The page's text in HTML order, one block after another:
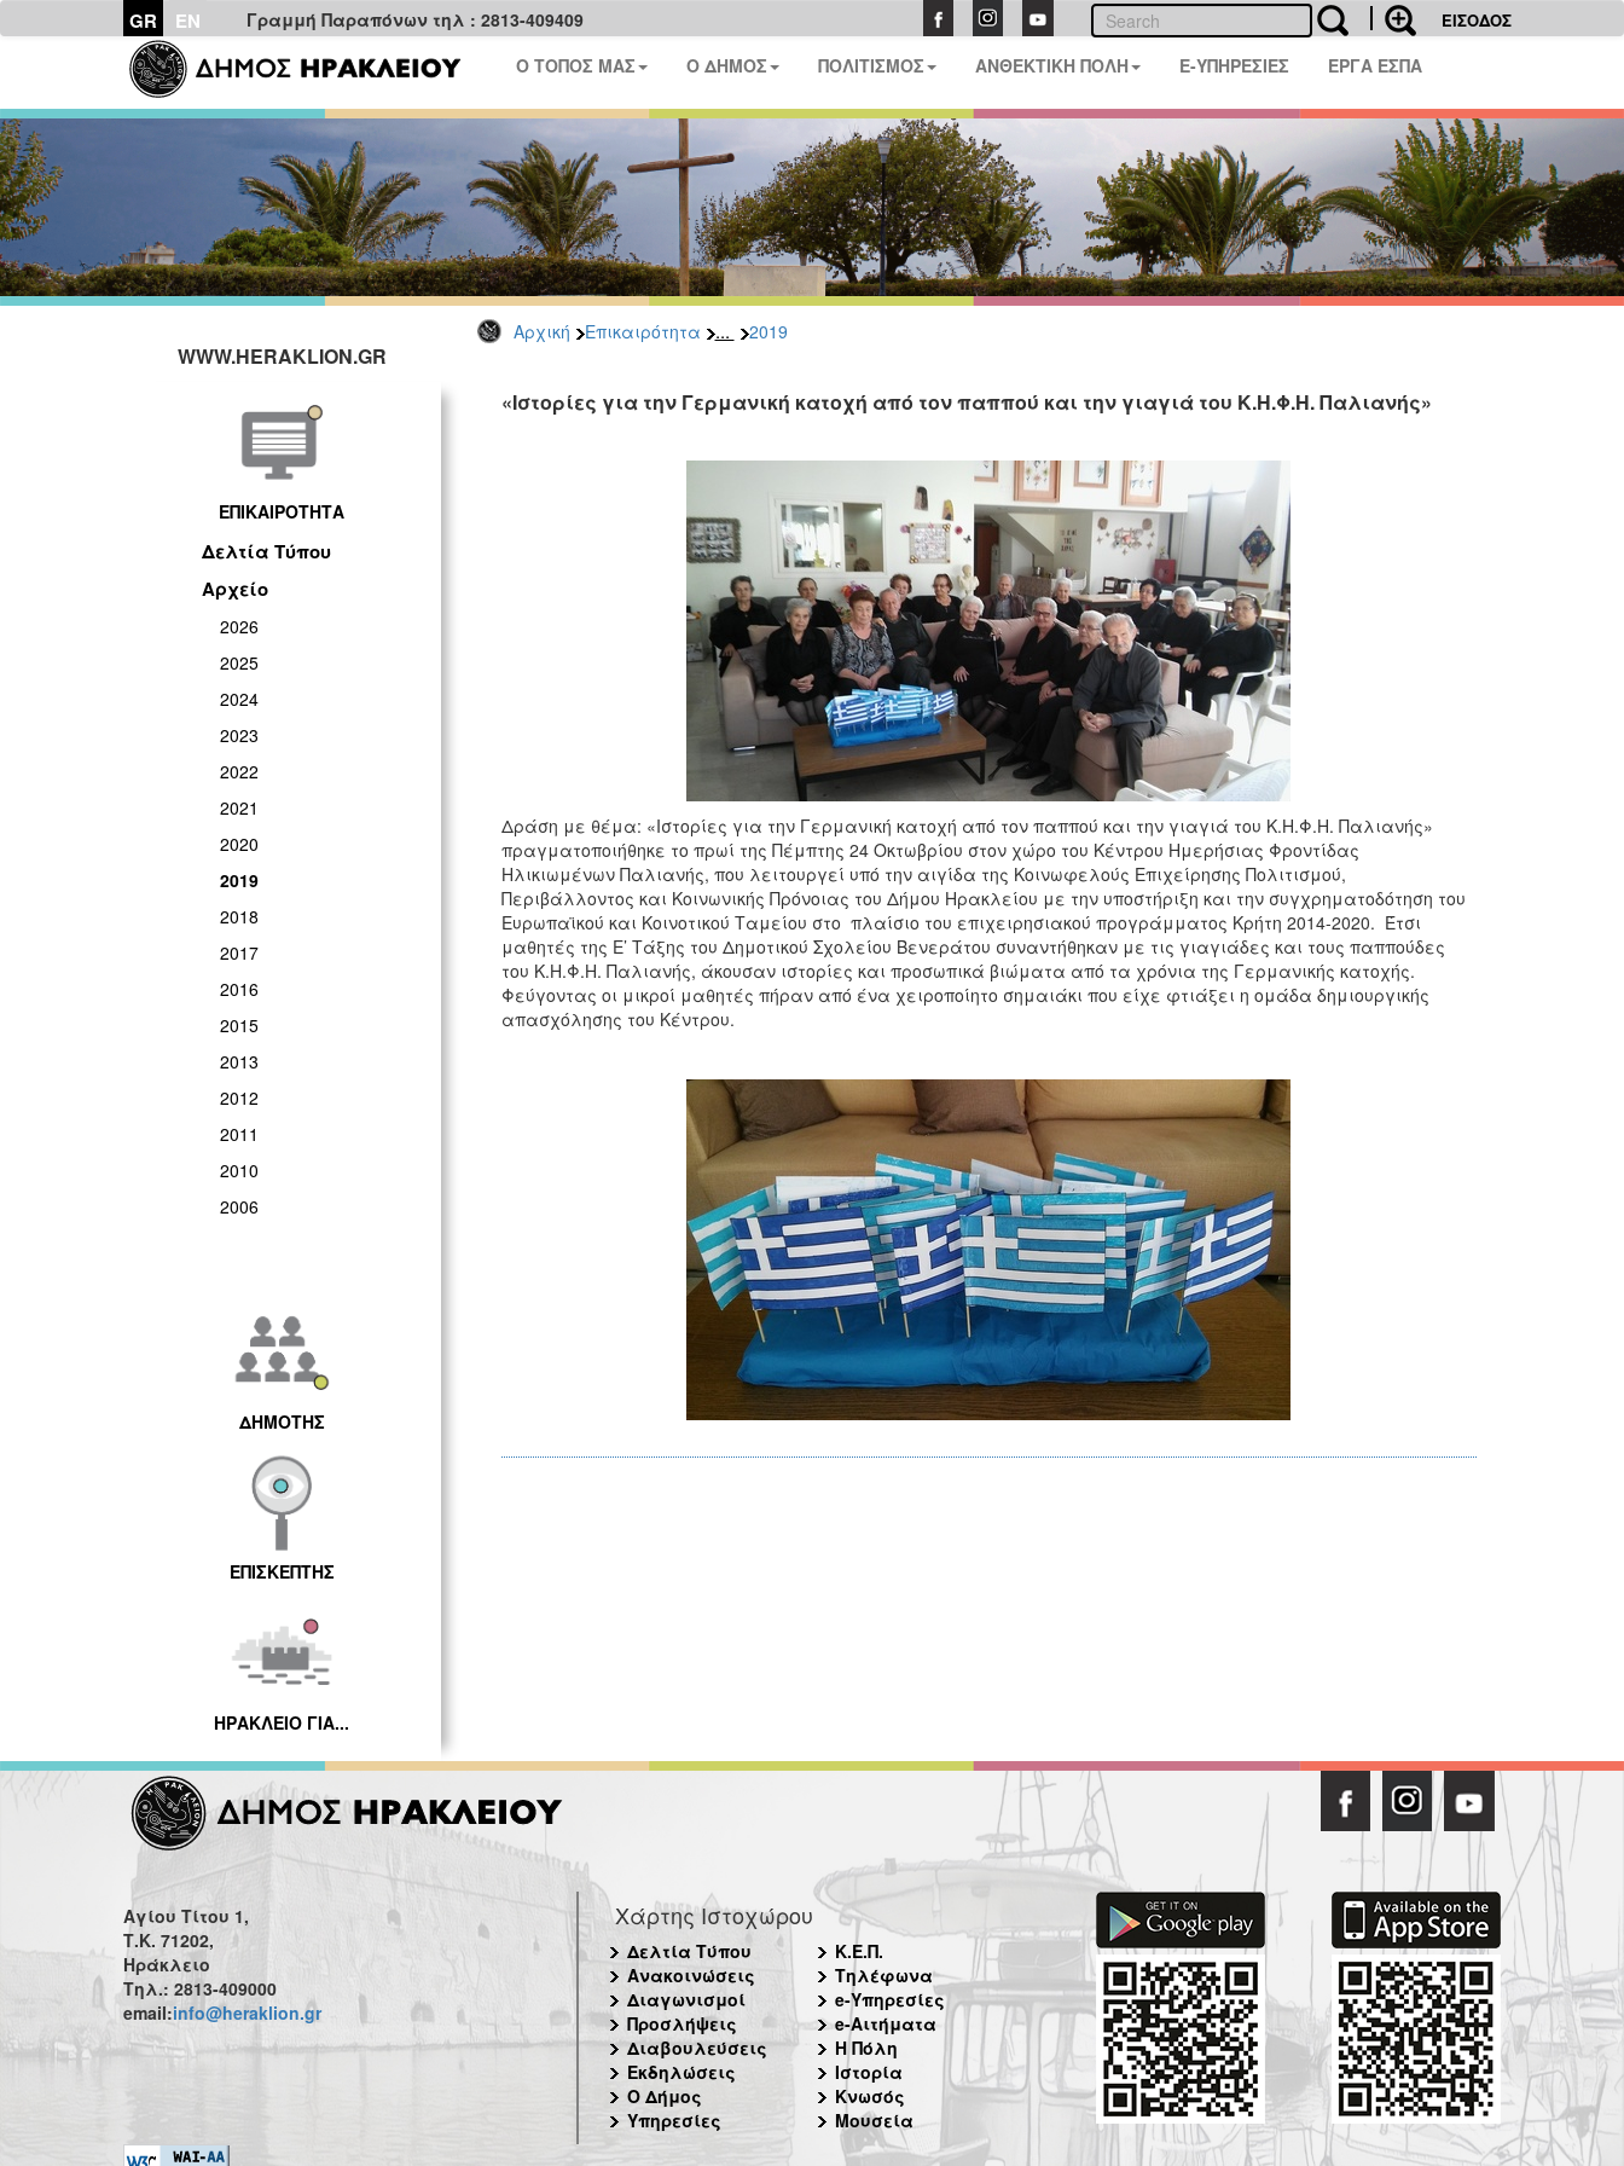
GR EN Γραμμή Παραπόνων τηλ : 2813-409409 ΕΙΣΟΔΟΣ
Ο ΤΟΠΟΣ ΜΑΣ Ο ΔΗΜΟΣ ΠΟΛΙΤΙΣΜΟΣ ΑΝΘΕΚΤΙΚΗ ΠΟΛΗ E-ΥΠΗΡΕΣΙΕΣ ΕΡΓΑ ΕΣΠΑ
Αρχική Επικαιρότητα ... 2019
WWW.HERAKLION.GR
ΕΠΙΚΑΙΡΟΤΗΤΑ
Δελτία Τύπου
Αρχείο
2026
2025
2024
2023
2022
2021
2020
2019
2018
2017
2016
2015
2013
2012
2011
2010
2006
ΔΗΜΟΤΗΣ
ΕΠΙΣΚΕΠΤΗΣ
ΗΡΑΚΛΕΙΟ ΓΙΑ...
«Ιστορίες για την Γερμανική κατοχή από τον παππού και την γιαγιά του Κ.Η.Φ.Η. Παλιανής»
Δράση με θέμα: «Ιστορίες για την Γερμανική κατοχή από τον παππού και την γιαγιά του Κ.Η.Φ.Η. Παλιανής»
πραγματοποιήθηκε το πρωί της Πέμπτης 24 Οκτωβρίου στον χώρο του Κέντρου Ημερήσιας Φροντίδας
Ηλικιωμένων Παλιανής, που λειτουργεί υπό την αιγίδα της Κοινωφελούς Επιχείρησης Πολιτισμού,
Περιβάλλοντος και Κοινωνικής Πρόνοιας του Δήμου Ηρακλείου με την υποστήριξη και την συγχρηματοδότηση του
Ευρωπαϊκού και Κοινοτικού Ταμείου στο πλαίσιο του επιχειρησιακού προγράμματος Κρήτη 2014-2020. Έτσι
μαθητές της Ε’ Τάξης του Δημοτικού Σχολείου Βενεράτου συναντήθηκαν με τις γιαγιάδες και τους παππούδες
του Κ.Η.Φ.Η. Παλιανής, άκουσαν ιστορίες και προσωπικά βιώματα από τα χρόνια της Γερμανικής κατοχής.
Φεύγοντας οι μικροί μαθητές πήραν από ένα χειροποίητο σημαιάκι που είχε φτιάξει η ομάδα δημιουργικής
απασχόλησης του Κέντρου.
Αγίου Τίτου 1,
Τ.Κ. 71202,
Ηράκλειο
Τηλ.: 2813-409000
email:info@heraklion.gr
Χάρτης Ιστοχώρου
Δελτία Τύπου
Ανακοινώσεις
Διαγωνισμοί
Προσλήψεις
Διαβουλεύσεις
Εκδηλώσεις
Ο Δήμος
Υπηρεσίες
Κ.Ε.Π.
Τηλέφωνα
e-Υπηρεσίες
e-Αιτήματα
Η Πόλη
Ιστορία
Κνωσός
Μουσεία